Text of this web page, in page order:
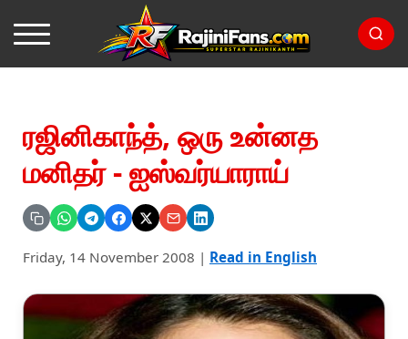
ரஜினிகாந்த், ஒரு உன்னத
மனிதர் - ஐஸ்வர்யாராய்
Friday, 14 November 2008 | Read in English